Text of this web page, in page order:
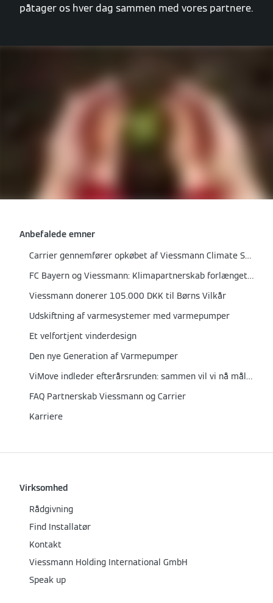
påtager os hver dag sammen med vores partnere.
Anbefalede emner
Carrier gennemfører opkøbet af Viessmann Climate Solutions
FC Bayern og Viessmann: Klimapartnerskab forlænget til 2026
Viessmann donerer 105.000 DKK til Børns Vilkår
Udskiftning af varmesystemer med varmepumper
Et velfortjent vinderdesign
Den nye Generation af Varmepumper
ViMove indleder efterårsrunden: sammen vil vi nå målet om 1.000.000 træer
FAQ Partnerskab Viessmann og Carrier
Karriere
Virksomhed
Rådgivning
Find Installatør
Kontakt
Viessmann Holding International GmbH
Speak up